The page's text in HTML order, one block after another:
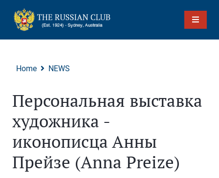
Home NEWS
Персональная выставка
художника -
иконописца Анны
Прейзе (Anna Preize)